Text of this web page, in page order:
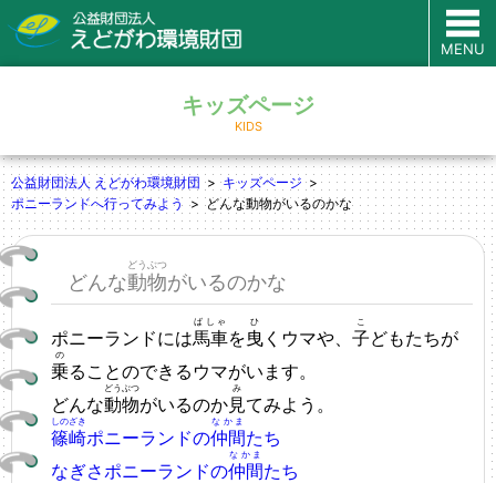
MENU
キッズページ
KIDS
公益財団法人 えどがわ環境財団
キッズページ
ポニーランドへ行ってみよう
どんな動物がいるのかな
どんな動物
どうぶつ
がいるのかな
ポニーランドには馬車
ばしゃ
を曳
ひ
くウマや、 子
こ
どもたちが
乗
の
ることのできるウマがいます。
どんな動物
どうぶつ
がいるのか見
み
てみよう。
篠崎
しのざき
ポニーランドの仲間
なかま
たち
なぎさポニーランドの仲間
なかま
たち